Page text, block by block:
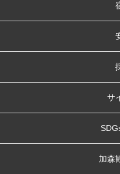
サ
加森